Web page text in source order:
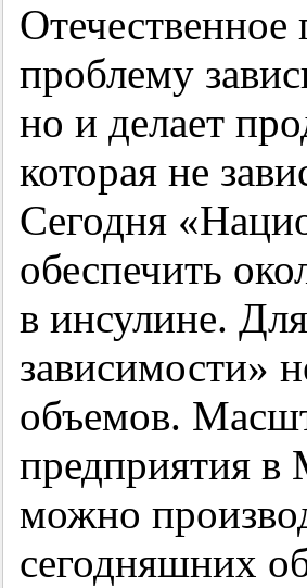
Отечественное
проблему
но и делает
которая не
Сегодня
обеспечить
в инсулине.
зависимости»
объемов.
предприятия в
можно
сегодняшних